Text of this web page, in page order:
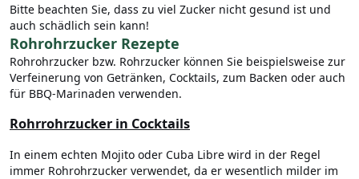
Bitte beachten Sie, dass zu viel Zucker nicht gesund ist und
auch schädlich sein kann!
Rohrohrzucker Rezepte
Rohrohrzucker bzw. Rohrzucker können Sie beispielsweise zur
Verfeinerung von Getränken, Cocktails, zum Backen oder auch
für BBQ-Marinaden verwenden.
Rohrrohrzucker in Cocktails
In einem echten Mojito oder Cuba Libre wird in der Regel
immer Rohrohrzucker verwendet, da er wesentlich milder im